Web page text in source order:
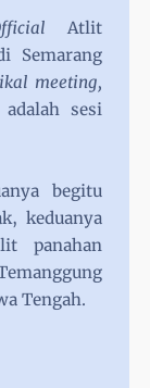
Atlit
Semarang
meeting,
sesi
begitu
keduanya
panahan
Tengah.